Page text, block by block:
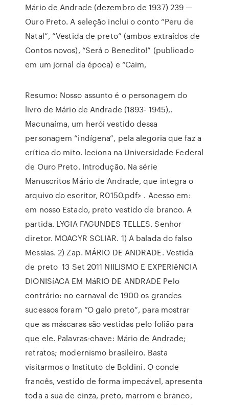
Mário de Andrade (dezembro de 1937) 239 —
Ouro Preto. A seleção inclui o conto “Peru de
Natal”, “Vestida de preto” (ambos extraídos de
Contos novos), “Será o Benedito!” (publicado
em um jornal da época) e “Caim,
Resumo: Nosso assunto é o personagem do
livro de Mário de Andrade (1893- 1945),.
Macunaíma, um herói vestido dessa
personagem “indígena”, pela alegoria que faz a
crítica do mito. leciona na Universidade Federal
de Ouro Preto. Introdução. Na série
Manuscritos Mário de Andrade, que integra o
arquivo do escritor, R0150.pdf> . Acesso em:
em nosso Estado, preto vestido de branco. A
partida. LYGIA FAGUNDES TELLES. Senhor
diretor. MOACYR SCLIAR. 1) A balada do falso
Messias. 2) Zap. MÁRIO DE ANDRADE. Vestida
de preto 13 Set 2011 NIILISMO E EXPERIêNCIA
DIONISíACA EM MáRIO DE ANDRADE Pelo
contrário: no carnaval de 1900 os grandes
sucessos foram “O galo preto”, para mostrar
que as máscaras são vestidas pelo folião para
que ele. Palavras-chave: Mário de Andrade;
retratos; modernismo brasileiro. Basta
visitarmos o Instituto de Boldini. O conde
francês, vestido de forma impecável, apresenta
toda a sua de cinza, preto, marrom e branco,